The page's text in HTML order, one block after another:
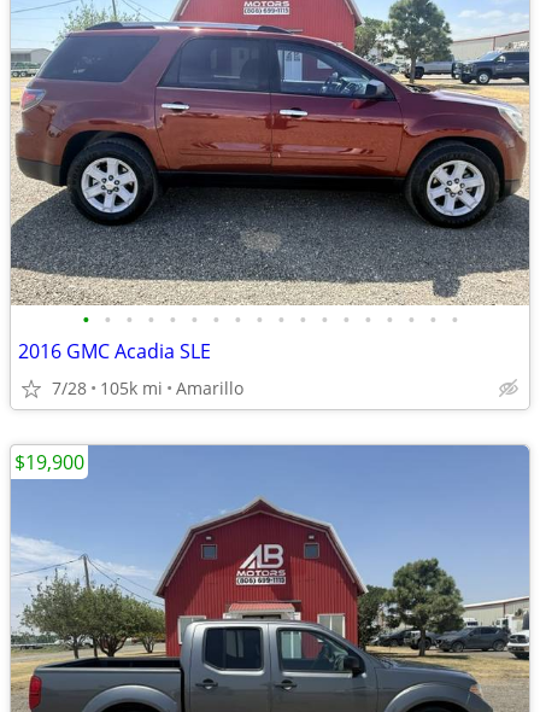
• • • • • • • • • • • • • • • • • •
2016 GMC Acadia SLE
7/28 105k mi Amarillo
$19,900